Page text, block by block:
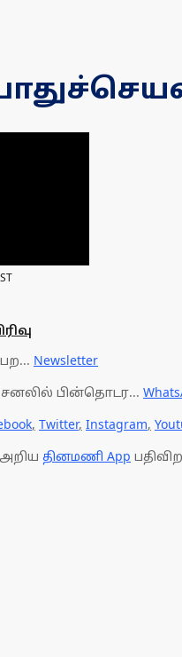
Newsletter
பின்தொடர...
, Twitter, Instagram,
தினமணி App